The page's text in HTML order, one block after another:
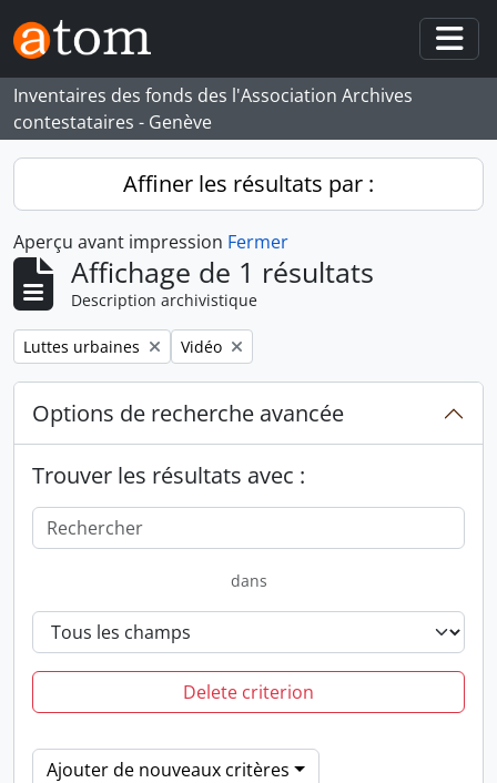
Skip to main content
Inventaires des fonds des l'Association Archives
contestataires - Genève
Affiner les résultats par :
Aperçu avant impression Fermer
Affichage de 1 résultats
Description archivistique
Remove filter:
Luttes urbaines Remove filter:
Vidéo
Options de recherche avancée
Trouver les résultats avec :
dans
Delete criterion
Ajouter de nouveaux critères